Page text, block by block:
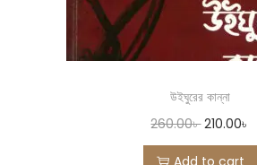
উইঘুরের কান্না
260.00৳ 210.00৳
Add to cart